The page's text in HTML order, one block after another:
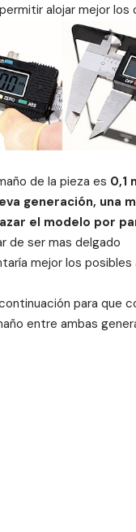
alojar mejor los
de la pieza es 0,1
generación, una
el modelo por
de ser mas delgado
mejor los posibles
para que
entre ambas